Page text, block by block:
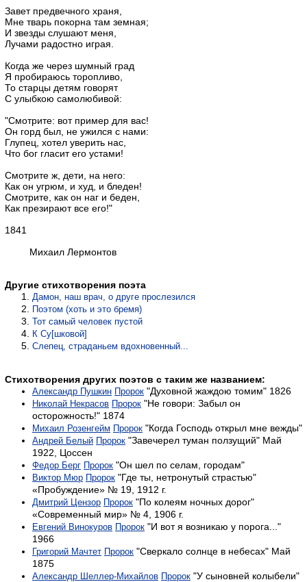
Завет предвечного храня,
Мне тварь покорна там земная;
И звезды слушают меня,
Лучами радостно играя.
Когда же через шумный град
Я пробираюсь торопливо,
То старцы детям говорят
С улыбкою самолюбивой:
"Смотрите: вот пример для вас!
Он горд был, не ужился с нами:
Глупец, хотел уверить нас,
Что бог гласит его устами!
Смотрите ж, дети, на него:
Как он угрюм, и худ, и бледен!
Смотрите, как он наг и беден,
Как презирают все его!"
1841
Михаил Лермонтов
Другие стихотворения поэта
Дамон, наш врач, о друге прослезился
Поэтом (хоть и это бремя)
Тот самый человек пустой
К Су[шковой]
Слепец, страданьем вдохновенный...
Стихотворения других поэтов с таким же названием:
Александр Пушкин Пророк "Духовной жаждою томим" 1826
Николай Некрасов Пророк "Не говори: Забыл он
осторожность!" 1874
Михаил Розенгейм Пророк "Когда Господь открыл мне вежды"
Андрей Белый Пророк "Завечерел туман ползущий" Май
1922, Цоссен
Федор Берг Пророк "Он шел по селам, городам"
Виктор Мюр Пророк "Где ты, нетронутый страстью"
«Пробуждение» № 19, 1912 г.
Дмитрий Цензор Пророк "По колеям ночных дорог"
«Современный мир» № 4, 1906 г.
Евгений Винокуров Пророк "И вот я возникаю у порога..."
1966
Григорий Мачтет Пророк "Сверкало солнце в небесах" Май
1875
Александр Шеллер-Михайлов Пророк "У сыновней колыбели"